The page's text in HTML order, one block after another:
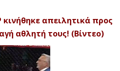
απειλητικά προς
αθλητή τους! (Βίντεο)